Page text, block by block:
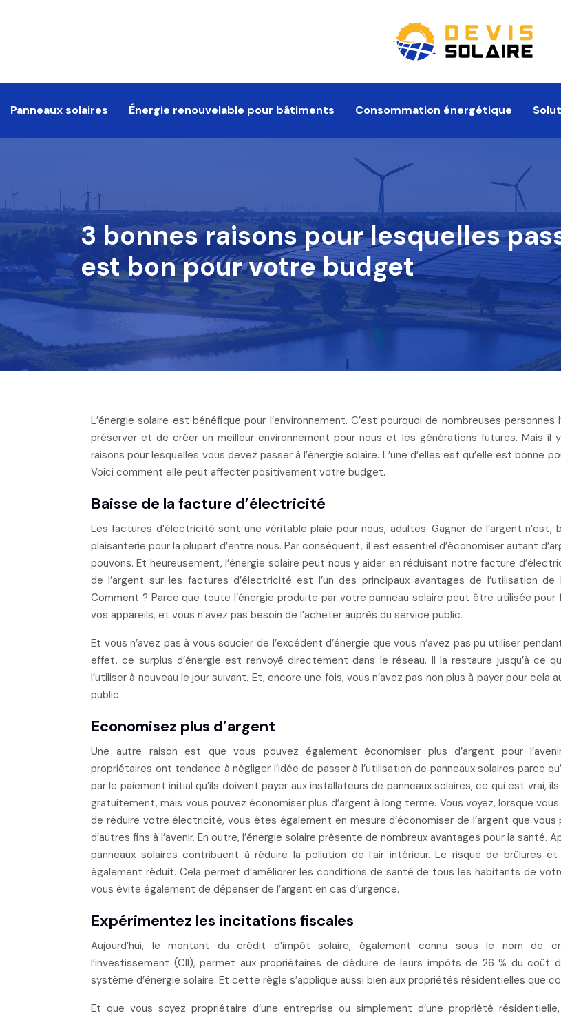
Panneaux solaires Énergie renouvelable pour bâtiments Consommation énergétique
3 bonnes raisons pour lesquelles
est bon pour votre budget
L’énergie solaire est bénéfique pour l’environnement. C’est pourquoi de nombreuses personnes l’utilisent afin de
préserver et de créer un meilleur environnement pour nous et les générations futures. Mais il
raisons pour lesquelles vous devez passer à l’énergie solaire. L’une d’elles est qu’elle est bonne
Voici comment elle peut affecter positivement votre budget.
Baisse de la facture d’électricité
Les factures d’électricité sont une véritable plaie pour nous, adultes. Gagner de l’argent n’est,
plaisanterie pour la plupart d’entre nous. Par conséquent, il est essentiel d’économiser autant
pouvons. Et heureusement, l’énergie solaire peut nous y aider en réduisant notre facture
de l’argent sur les factures d’électricité est l’un des principaux avantages de l’utilisation de
Comment ? Parce que toute l’énergie produite par votre panneau solaire peut être utilisée pour
vos appareils, et vous n’avez pas besoin de l’acheter auprès du service public.
Et vous n’avez pas à vous soucier de l’excédent d’énergie que vous n’avez pas pu utiliser
effet, ce surplus d’énergie est renvoyé directement dans le réseau. Il la restaure jusqu’à ce
l’utiliser à nouveau le jour suivant. Et, encore une fois, vous n’avez pas non plus à payer pour cela
public.
Economisez plus d’argent
Une autre raison est que vous pouvez également économiser plus d’argent pour
propriétaires ont tendance à négliger l’idée de passer à l’utilisation de panneaux solaires parce
par le paiement initial qu’ils doivent payer aux installateurs de panneaux solaires, ce qui est vrai,
gratuitement, mais vous pouvez économiser plus d’argent à long terme. Vous voyez, lorsque
de réduire votre électricité, vous êtes également en mesure d’économiser de l’argent que vous
d’autres fins à l’avenir. En outre, l’énergie solaire présente de nombreux avantages pour la santé.
panneaux solaires contribuent à réduire la pollution de l’air intérieur. Le risque de brûlures et
également réduit. Cela permet d’améliorer les conditions de santé de tous les habitants de
vous évite également de dépenser de l’argent en cas d’urgence.
Expérimentez les incitations fiscales
Aujourd’hui, le montant du crédit d’impôt solaire, également connu sous le nom de
l’investissement (CII), permet aux propriétaires de déduire de leurs impôts de 26 % du coût
système d’énergie solaire. Et cette règle s’applique aussi bien aux propriétés résidentielles que
Et que vous soyez propriétaire d’une entreprise ou simplement d’une propriété